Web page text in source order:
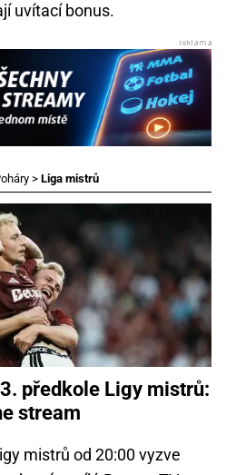
uvítací bonus.
> Liga mistrů
předkole Ligy mistrů:
stream
mistrů od 20:00 vyzve